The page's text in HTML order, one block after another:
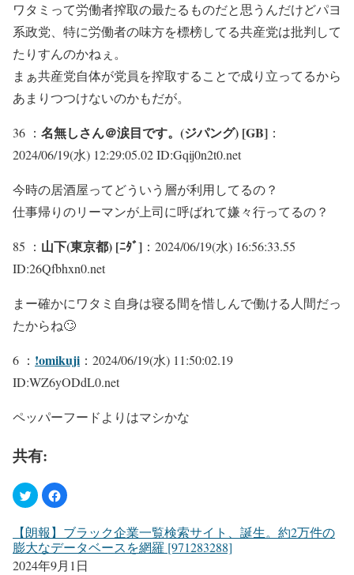
ワタミって労働者搾取の最たるものだと思うんだけどパヨ
系政党、特に労働者の味方を標榜してる共産党は批判して
たりすんのかねぇ。
まぁ共産党自体が党員を搾取することで成り立ってるから
あまりつつけないのかもだが。
36 ： 名無しさん＠涙目です。(ジパング) [GB] ：
2024/06/19(水) 12:29:05.02 ID:Gqij0n2t0.net
今時の居酒屋ってどういう層が利用してるの？
仕事帰りのリーマンが上司に呼ばれて嫌々行ってるの？
85 ： 山下(東京都) [ﾆﾀﾞ] ：2024/06/19(水) 16:56:33.55
ID:26Qfbhxn0.net
まー確かにワタミ自身は寝る間を惜しんで働ける人間だっ
たからね🙄
6 ： !omikuji ：2024/06/19(水) 11:50:02.19
ID:WZ6yODdL0.net
ペッパーフードよりはマシかな
共有:
【朗報】ブラック企業一覧検索サイト、誕生。約2万件の
膨大なデータベースを網羅 [971283288]
2024年9月1日